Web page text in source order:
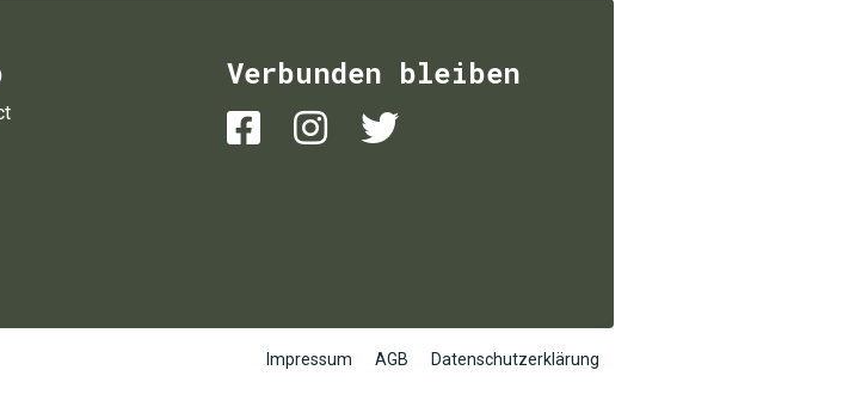
Verbunden bleiben
Impressum AGB Datenschutzerklärung